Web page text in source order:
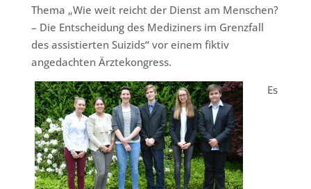
Thema „Wie weit reicht der Dienst am Menschen?
– Die Entscheidung des Mediziners im Grenzfall
des assistierten Suizids“ vor einem fiktiv
angedachten Ärztekongress.
Es